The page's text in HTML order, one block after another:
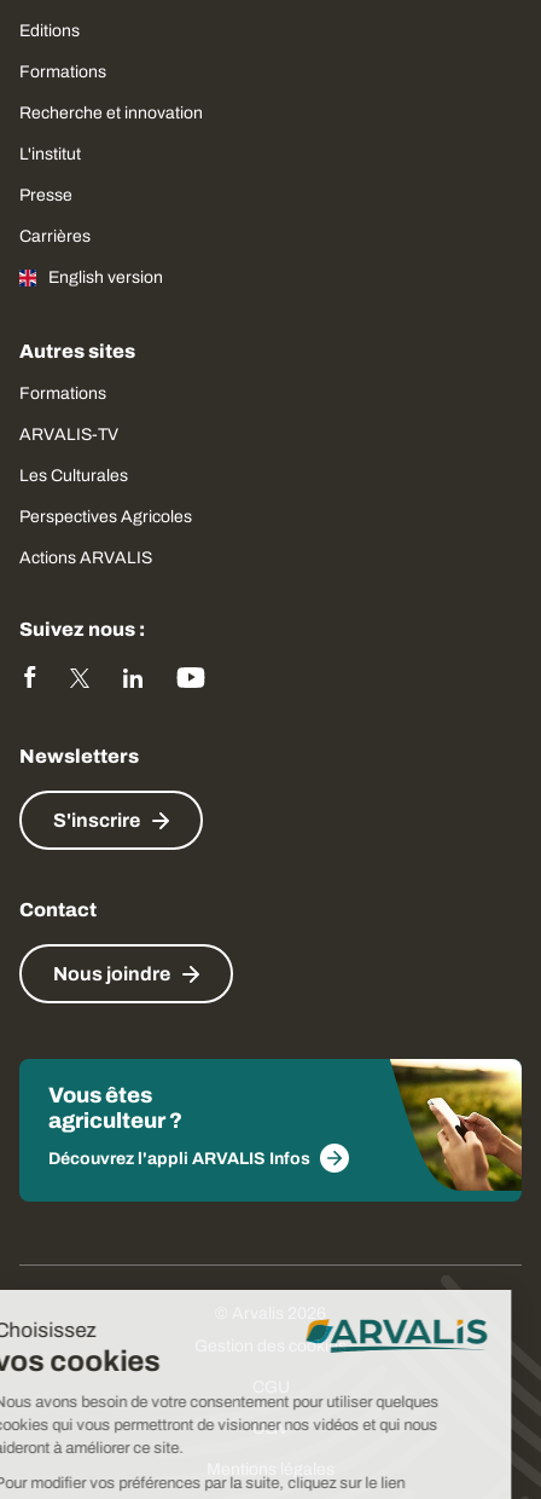
Choisissez
vos cookies
Nous avons besoin de votre consentement pour utiliser quelques
cookies qui vous permettront de visionner nos vidéos et qui nous
aideront à améliorer ce site.
Pour modifier vos préférences par la suite, cliquez sur le lien
Editions
Formations
Recherche et innovation
L'institut
Presse
Carrières
English version
Autres sites
Formations
ARVALIS-TV
Les Culturales
Perspectives Agricoles
Actions ARVALIS
Suivez nous :
Newsletters
S'inscrire
Contact
Nous joindre
Vous êtes
agriculteur ?
Découvrez l'appli ARVALIS Infos
Gestion des cookies
CGV